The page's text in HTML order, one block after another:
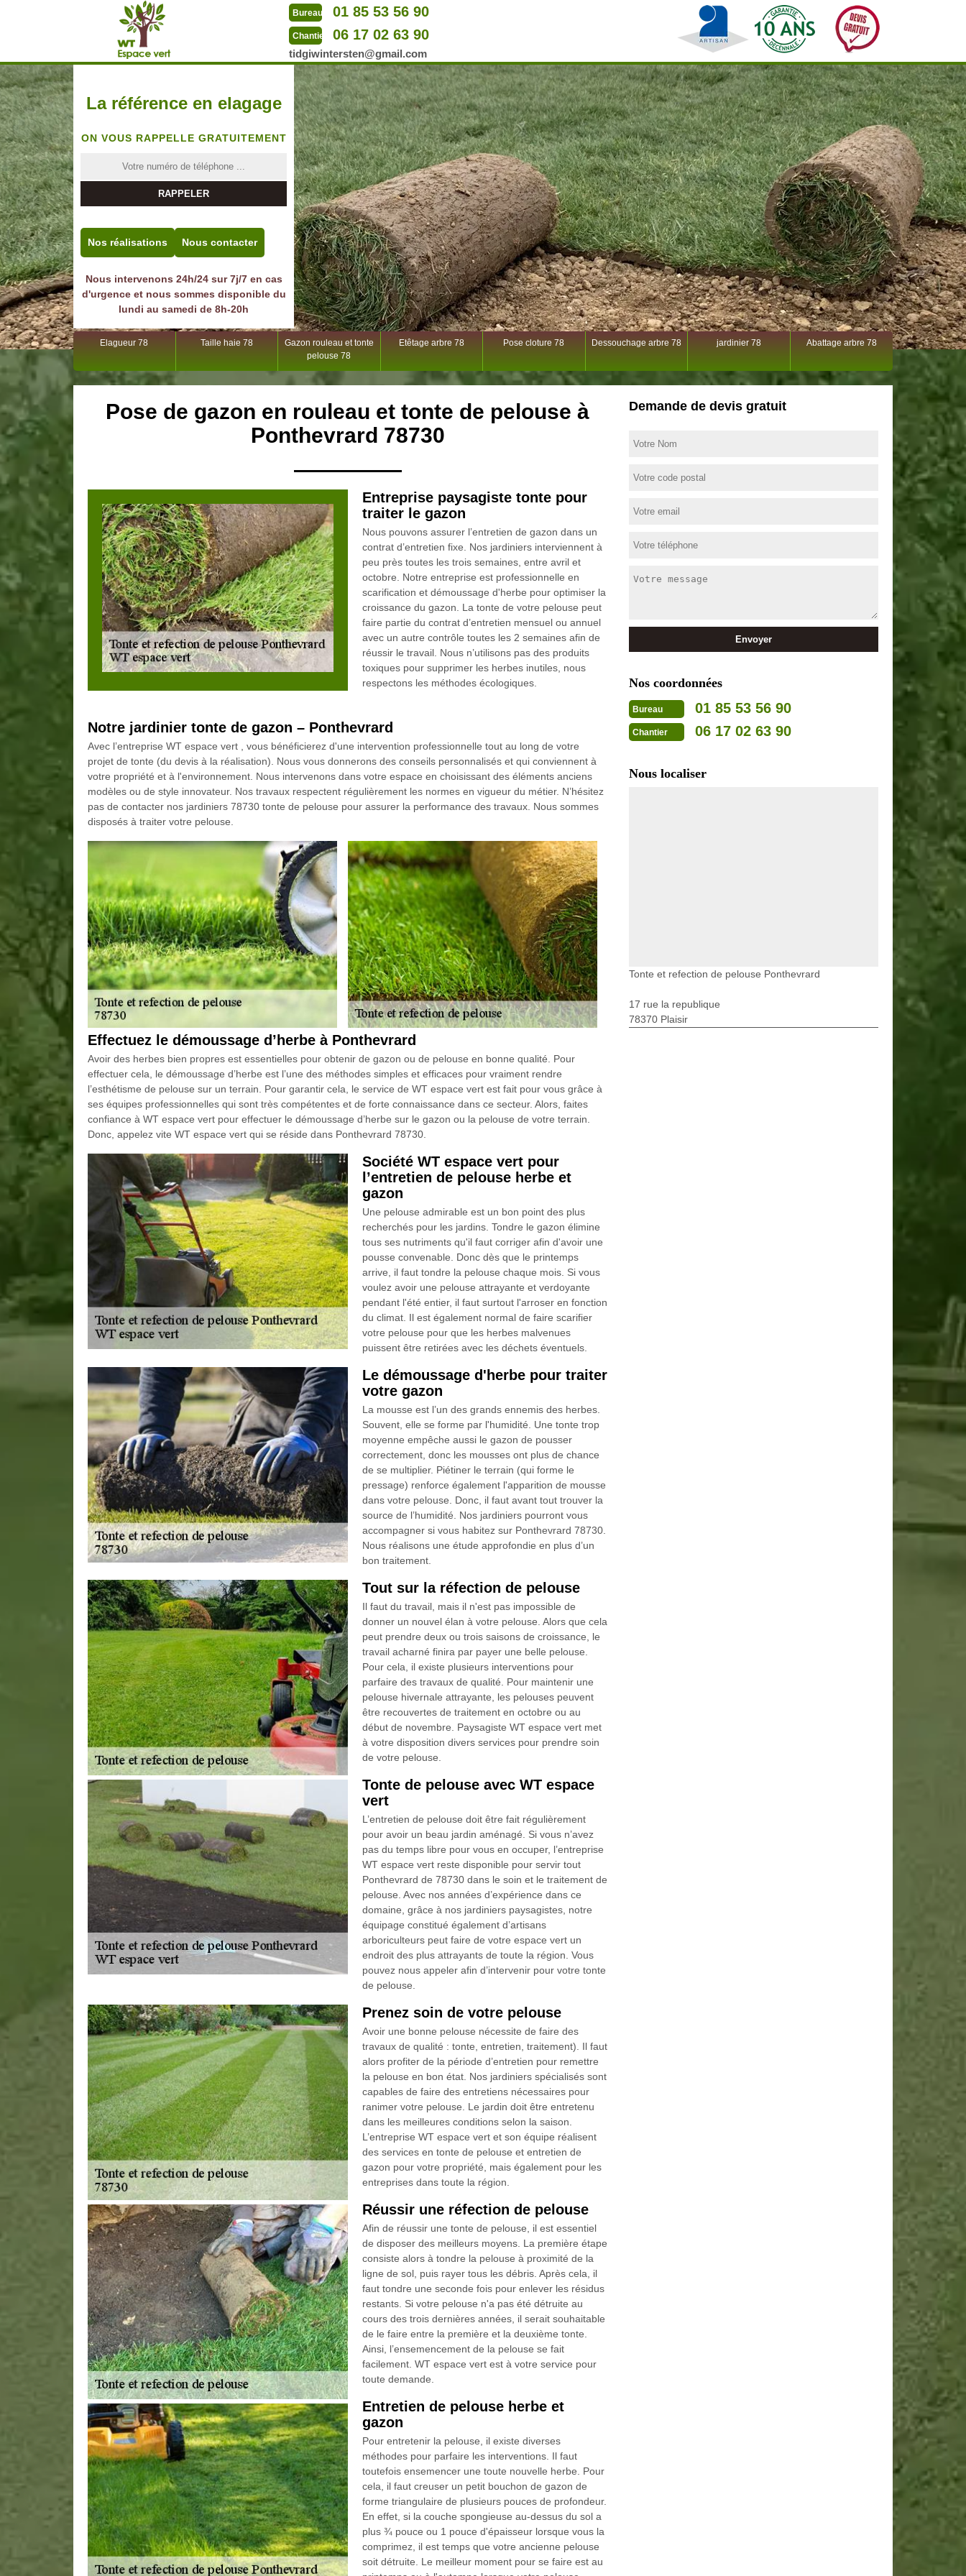
Bureau 01 85 53 56 90
Chantier 06 17 02 63 90
tidgiwintersten@gmail.com
La référence en elagage
ON VOUS RAPPELLE GRATUITEMENT
Nos réalisations Nous contacter
Nous intervenons 24h/24 sur 7j/7 en cas
d'urgence et nous sommes disponible du
lundi au samedi de 8h-20h
Elagueur 78 Taille haie 78
Gazon rouleau et tonte
pelouse 78
Etêtage arbre 78 Pose cloture 78 Dessouchage arbre 78 jardinier 78 Abattage arbre 78
Pose de gazon en rouleau et tonte de pelouse à
Ponthevrard 78730
Entreprise paysagiste tonte pour
traiter le gazon
Nous pouvons assurer l’entretien de gazon dans un
contrat d’entretien fixe. Nos jardiniers interviennent à
peu près toutes les trois semaines, entre avril et
octobre. Notre entreprise est professionnelle en
scarification et démoussage d'herbe pour optimiser la
croissance du gazon. La tonte de votre pelouse peut
faire partie du contrat d’entretien mensuel ou annuel
avec un autre contrôle toutes les 2 semaines afin de
réussir le travail. Nous n’utilisons pas des produits
toxiques pour supprimer les herbes inutiles, nous
respectons les méthodes écologiques.
Notre jardinier tonte de gazon – Ponthevrard
Avec l’entreprise WT espace vert , vous bénéficierez d'une intervention professionnelle tout au long de votre
projet de tonte (du devis à la réalisation). Nous vous donnerons des conseils personnalisés et qui conviennent à
votre propriété et à l'environnement. Nous intervenons dans votre espace en choisissant des éléments anciens
modèles ou de style innovateur. Nos travaux respectent régulièrement les normes en vigueur du métier. N’hésitez
pas de contacter nos jardiniers 78730 tonte de pelouse pour assurer la performance des travaux. Nous sommes
disposés à traiter votre pelouse.
Effectuez le démoussage d’herbe à Ponthevrard
Avoir des herbes bien propres est essentielles pour obtenir de gazon ou de pelouse en bonne qualité. Pour
effectuer cela, le démoussage d’herbe est l’une des méthodes simples et efficaces pour vraiment rendre
l’esthétisme de pelouse sur un terrain. Pour garantir cela, le service de WT espace vert est fait pour vous grâce à
ses équipes professionnelles qui sont très compétentes et de forte connaissance dans ce secteur. Alors, faites
confiance à WT espace vert pour effectuer le démoussage d’herbe sur le gazon ou la pelouse de votre terrain.
Donc, appelez vite WT espace vert qui se réside dans Ponthevrard 78730.
Société WT espace vert pour
l’entretien de pelouse herbe et
gazon
Une pelouse admirable est un bon point des plus
recherchés pour les jardins. Tondre le gazon élimine
tous ses nutriments qu'il faut corriger afin d'avoir une
pousse convenable. Donc dès que le printemps
arrive, il faut tondre la pelouse chaque mois. Si vous
voulez avoir une pelouse attrayante et verdoyante
pendant l'été entier, il faut surtout l'arroser en fonction
du climat. Il est également normal de faire scarifier
votre pelouse pour que les herbes malvenues
puissent être retirées avec les déchets éventuels.
Le démoussage d'herbe pour traiter
votre gazon
La mousse est l’un des grands ennemis des herbes.
Souvent, elle se forme par l'humidité. Une tonte trop
moyenne empêche aussi le gazon de pousser
correctement, donc les mousses ont plus de chance
de se multiplier. Piétiner le terrain (qui forme le
pressage) renforce également l'apparition de mousse
dans votre pelouse. Donc, il faut avant tout trouver la
source de l’humidité. Nos jardiniers pourront vous
accompagner si vous habitez sur Ponthevrard 78730.
Nous réalisons une étude approfondie en plus d’un
bon traitement.
Tout sur la réfection de pelouse
Il faut du travail, mais il n'est pas impossible de
donner un nouvel élan à votre pelouse. Alors que cela
peut prendre deux ou trois saisons de croissance, le
travail acharné finira par payer une belle pelouse.
Pour cela, il existe plusieurs interventions pour
parfaire des travaux de qualité. Pour maintenir une
pelouse hivernale attrayante, les pelouses peuvent
être recouvertes de traitement en octobre ou au
début de novembre. Paysagiste WT espace vert met
à votre disposition divers services pour prendre soin
de votre pelouse.
Tonte de pelouse avec WT espace
vert
L’entretien de pelouse doit être fait régulièrement
pour avoir un beau jardin aménagé. Si vous n’avez
pas du temps libre pour vous en occuper, l’entreprise
WT espace vert reste disponible pour servir tout
Ponthevrard de 78730 dans le soin et le traitement de
pelouse. Avec nos années d’expérience dans ce
domaine, grâce à nos jardiniers paysagistes, notre
équipage constitué également d’artisans
arboriculteurs peut faire de votre espace vert un
endroit des plus attrayants de toute la région. Vous
pouvez nous appeler afin d’intervenir pour votre tonte
de pelouse.
Prenez soin de votre pelouse
Avoir une bonne pelouse nécessite de faire des
travaux de qualité : tonte, entretien, traitement). Il faut
alors profiter de la période d’entretien pour remettre
la pelouse en bon état. Nos jardiniers spécialisés sont
capables de faire des entretiens nécessaires pour
ranimer votre pelouse. Le jardin doit être entretenu
dans les meilleures conditions selon la saison.
L’entreprise WT espace vert et son équipe réalisent
des services en tonte de pelouse et entretien de
gazon pour votre propriété, mais également pour les
entreprises dans toute la région.
Réussir une réfection de pelouse
Afin de réussir une tonte de pelouse, il est essentiel
de disposer des meilleurs moyens. La première étape
consiste alors à tondre la pelouse à proximité de la
ligne de sol, puis rayer tous les débris. Après cela, il
faut tondre une seconde fois pour enlever les résidus
restants. Si votre pelouse n'a pas été détruite au
cours des trois dernières années, il serait souhaitable
de le faire entre la première et la deuxième tonte.
Ainsi, l’ensemencement de la pelouse se fait
facilement. WT espace vert est à votre service pour
toute demande.
Entretien de pelouse herbe et
gazon
Pour entretenir la pelouse, il existe diverses
méthodes pour parfaire les interventions. Il faut
toutefois ensemencer une toute nouvelle herbe. Pour
cela, il faut creuser un petit bouchon de gazon de
forme triangulaire de plusieurs pouces de profondeur.
En effet, si la couche spongieuse au-dessus du sol a
plus ¾ pouce ou 1 pouce d'épaisseur lorsque vous la
comprimez, il est temps que votre ancienne pelouse
soit détruite. Le meilleur moment pour se faire est au
Demande de devis gratuit
Nos coordonnées
Bureau 01 85 53 56 90
Chantier 06 17 02 63 90
Nous localiser
Tonte et refection de pelouse Ponthevrard
17 rue la republique
78370 Plaisir